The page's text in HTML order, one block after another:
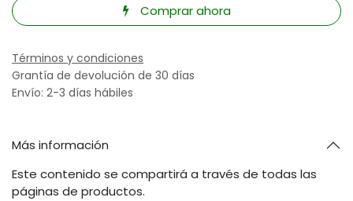
Comprar ahora
Términos y condiciones
Grantía de devolución de 30 días
Envío: 2-3 días hábiles
Más información
Este contenido se compartirá a través de todas las
páginas de productos.